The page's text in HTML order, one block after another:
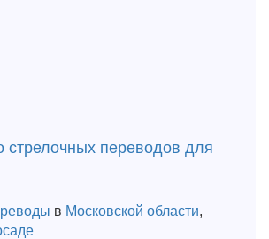
стрелочных переводов для
в Московской области,